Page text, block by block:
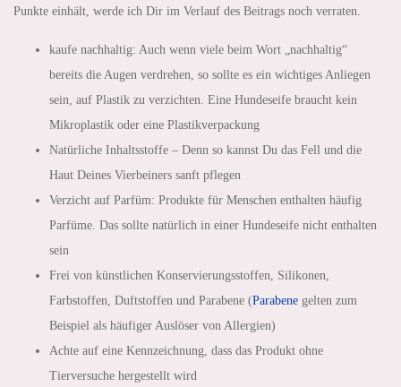
Punkte einhält, werde ich Dir im Verlauf des Beitrags noch verraten.
kaufe nachhaltig: Auch wenn viele beim Wort „nachhaltig“
bereits die Augen verdrehen, so sollte es ein wichtiges Anliegen
sein, auf Plastik zu verzichten. Eine Hundeseife braucht kein
Mikroplastik oder eine Plastikverpackung
Natürliche Inhaltsstoffe – Denn so kannst Du das Fell und die
Haut Deines Vierbeiners sanft pflegen
Verzicht auf Parfüm: Produkte für Menschen enthalten häufig
Parfüme. Das sollte natürlich in einer Hundeseife nicht enthalten
sein
Frei von künstlichen Konservierungsstoffen, Silikonen,
Farbstoffen, Duftstoffen und Parabene (Parabene gelten zum
Beispiel als häufiger Auslöser von Allergien)
Achte auf eine Kennzeichnung, dass das Produkt ohne
Tierversuche hergestellt wird